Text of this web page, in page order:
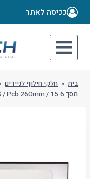
Skip
כניסה לאתר
בית » חלקי חילוף לניידים
מסך 15.6 / FHD / 30PIN / No BR / SLIM / IPS / Pcb 260mm